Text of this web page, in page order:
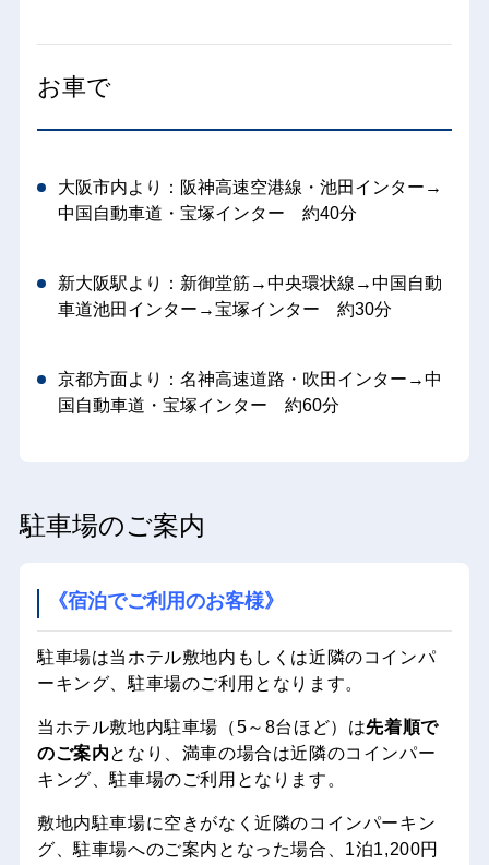
お車で
大阪市内より：阪神高速空港線・池田インター→
中国自動車道・宝塚インター 約40分
新大阪駅より：新御堂筋→中央環状線→中国自動
車道池田インター→宝塚インター 約30分
京都方面より：名神高速道路・吹田インター→中
国自動車道・宝塚インター 約60分
駐車場のご案内
《宿泊でご利用のお客様》
駐車場は当ホテル敷地内もしくは近隣のコインパ
ーキング、駐車場のご利用となります。
当ホテル敷地内駐車場（5～8台ほど）は先着順で
のご案内となり、満車の場合は近隣のコインパー
キング、駐車場のご利用となります。
敷地内駐車場に空きがなく近隣のコインパーキン
グ、駐車場へのご案内となった場合、1泊1,200円